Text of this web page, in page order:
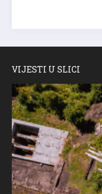
VIJESTI U SLICI